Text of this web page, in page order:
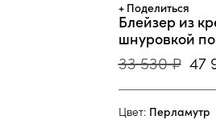
+ Поделиться
Блейзер из
шнуровкой
33 530 ₽ 47
Цвет: Перламутр